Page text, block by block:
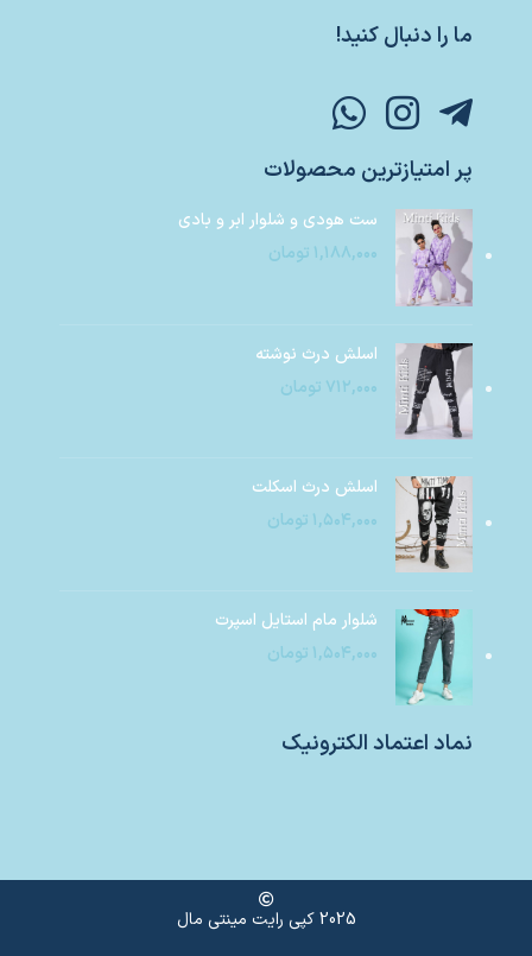
ما را دنبال کنید!
پر امتیازترین محصولات
ست هودی و شلوار ابر و بادی
۱,۱۸۸,۰۰۰ تومان
اسلش درث نوشته
۷۱۲,۰۰۰ تومان
اسلش درث اسکلت
۱,۵۰۴,۰۰۰ تومان
شلوار مام استایل اسپرت
۱,۵۰۴,۰۰۰ تومان
نماد اعتماد الکترونیک
2025 کپی رایت مینتی مال